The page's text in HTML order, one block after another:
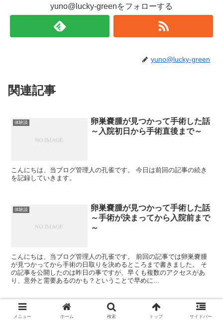
yuno@lucky-greenをフォローする
yuno@lucky-green
関連記事
体験談
卵巣嚢腫が見つかって手術した話
～入院初日から手術直後まで～
こんにちは、当ブログ管理人の孔雀です。 今日は前回の記事の続き
を記録していきます。
体験談
卵巣嚢腫が見つかって手術した話
～手術が決まってから入院前まで
～
こんにちは、当ブログ管理人の孔雀です。 前回の記事では卵巣嚢腫
が見つかってから手術の日取りを決めるところまで書きました。 そ
の記事を公開したのは昨日の事ですが、早くも複数のアクセスがあ
り、意外と需要あるのかも？ということで早めに...
一人暮らしを始めたら不眠気味に
なったけどある事で解消した話
メニュー ホーム 検索 トップ サイドバー